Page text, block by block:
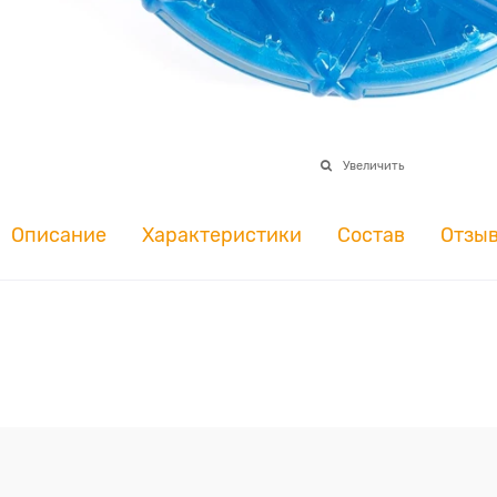
Увеличить
Описание Характеристики Состав